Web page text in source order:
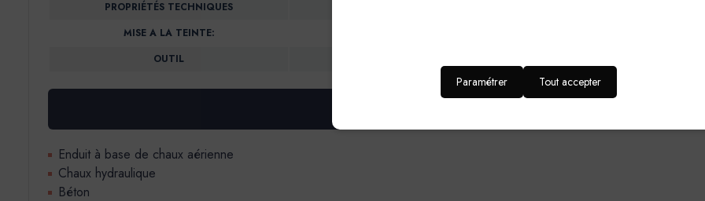
PROPRIÉTÉS TECHNIQUES
MISE A LA TEINTE:
OUTIL
Enduit à base de chaux aérienne
Chaux hydraulique
Béton
Paramétrer Tout accepter